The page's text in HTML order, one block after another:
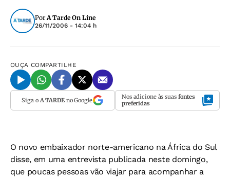
PorA Tarde On Line
26/11/2006 - 14:04 h
OUÇA COMPARTILHE
Siga o A TARDEno Google Nos adicione às suas fontes
preferidas
O novo embaixador norte-americano na África do Sul
disse, em uma entrevista publicada neste domingo,
que poucas pessoas vão viajar para acompanhar a